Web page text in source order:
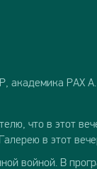
академика РАХ
что в этот
в этот
войной. В